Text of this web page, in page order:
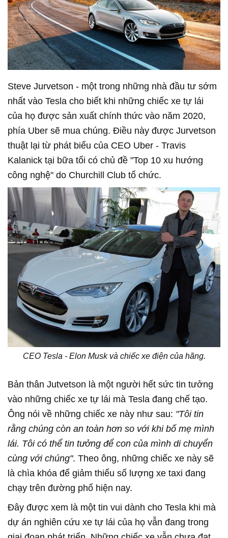
Steve Jurvetson - một trong những nhà đầu tư sớm
nhất vào Tesla cho biết khi những chiếc xe tự lái
của họ được sản xuất chính thức vào năm 2020,
phía Uber sẽ mua chúng. Điều này được Jurvetson
thuật lại từ phát biểu của CEO Uber - Travis
Kalanick tại bữa tối có chủ đề "Top 10 xu hướng
công nghệ" do Churchill Club tổ chức.
CEO Tesla - Elon Musk và chiếc xe điện của hãng.
Bản thân Jutvetson là một người hết sức tin tưởng
vào những chiếc xe tự lái mà Tesla đang chế tạo.
Ông nói về những chiếc xe này như sau: "Tôi tin
rằng chúng còn an toàn hơn so với khi bố mẹ mình
lái. Tôi có thể tin tưởng để con của mình di chuyển
cùng với chúng". Theo ông, những chiếc xe này sẽ
là chìa khóa để giảm thiểu số lượng xe taxi đang
chạy trên đường phố hiện nay.
Đây được xem là một tin vui dành cho Tesla khi mà
dự án nghiên cứu xe tự lái của họ vẫn đang trong